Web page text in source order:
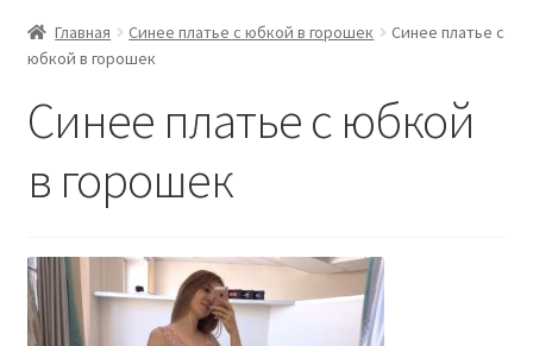
Главная Синее платье с юбкой в горошек
Синее платье с
юбкой в горошек
Синее платье с юбкой
в горошек